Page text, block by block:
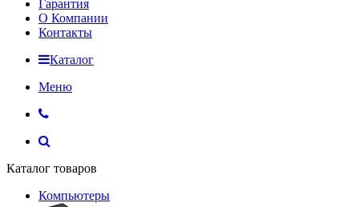
Гарантия
О Компании
Контакты
Каталог
Меню
Каталог товаров
Компьютеры